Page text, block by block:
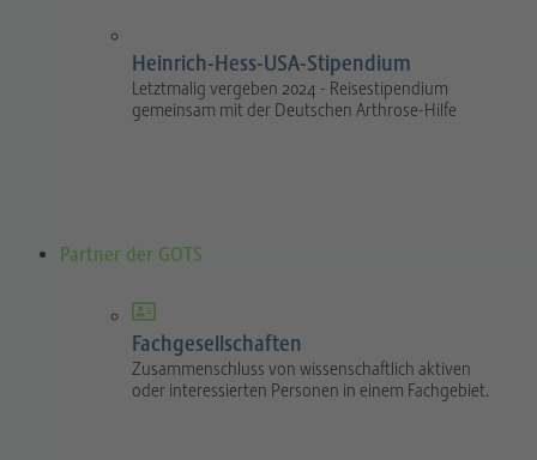
Heinrich-Hess-USA-Stipendium
Letztmalig vergeben 2024 - Reisestipendium
gemeinsam mit der Deutschen Arthrose-Hilfe
Partner der GOTS
Fachgesellschaften
Zusammenschluss von wissenschaftlich aktiven
oder interessierten Personen in einem Fachgebiet.